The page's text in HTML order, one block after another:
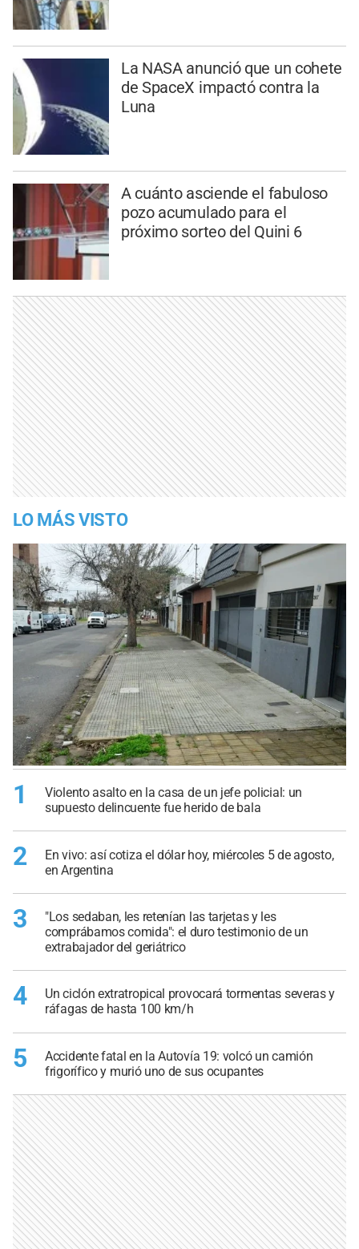
La NASA anunció que un cohete
de SpaceX impactó contra la
Luna
A cuánto asciende el fabuloso
pozo acumulado para el
próximo sorteo del Quini 6
LO MÁS VISTO
1
Violento asalto en la casa de un jefe policial: un
supuesto delincuente fue herido de bala
2
En vivo: así cotiza el dólar hoy, miércoles 5 de agosto,
en Argentina
3
"Los sedaban, les retenían las tarjetas y les
comprábamos comida": el duro testimonio de un
extrabajador del geriátrico
4
Un ciclón extratropical provocará tormentas severas y
ráfagas de hasta 100 km/h
5
Accidente fatal en la Autovía 19: volcó un camión
frigorífico y murió uno de sus ocupantes